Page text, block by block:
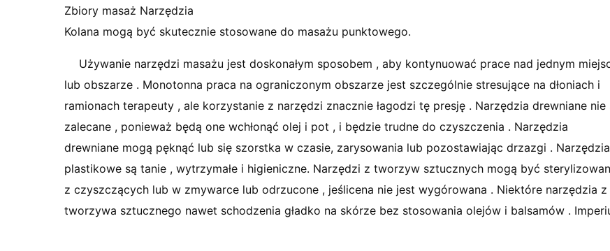
Zbiory masaż Narzędzia
Kolana mogą być skutecznie stosowane do masażu punktowego.
Używanie narzędzi masażu jest doskonałym sposobem , aby kontynuować prace nad jednym
lub obszarze . Monotonna praca na ograniczonym obszarze jest szczególnie stresujące na dłoniach i
ramionach terapeuty , ale korzystanie z narzędzi znacznie łagodzi tę presję . Narzędzia drewniane nie
zalecane , ponieważ będą one wchłonąć olej i pot , i będzie trudne do czyszczenia . Narzędzia
drewniane mogą pęknąć lub się szorstka w czasie, zarysowania lub pozostawiając drzazgi . Narzędzia
plastikowe są tanie , wytrzymałe i higieniczne. Narzędzi z tworzyw sztucznych mogą być
z czyszczących lub w zmywarce lub odrzucone , jeślicena nie jest wygórowana . Niektóre narzędzia z
tworzywa sztucznego nawet schodzenia gładko na skórze bez stosowania olejów i balsamów .